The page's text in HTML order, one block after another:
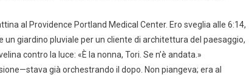
al Providence Portland Medical Center. Ero sveglia alle 6:14,
giardino pluviale per un cliente di architettura del paesaggio,
contro la luce: «È la nonna, Tori. Se n’è andata.»
già orchestrando il dopo. Non piangeva; era al